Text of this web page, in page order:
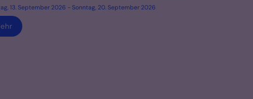
13. September 2026 - Sonntag, 20. September 2026